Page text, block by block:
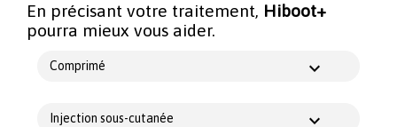
En précisant votre traitement, Hiboot+
pourra mieux vous aider.
Comprimé
Injection sous-cutanée